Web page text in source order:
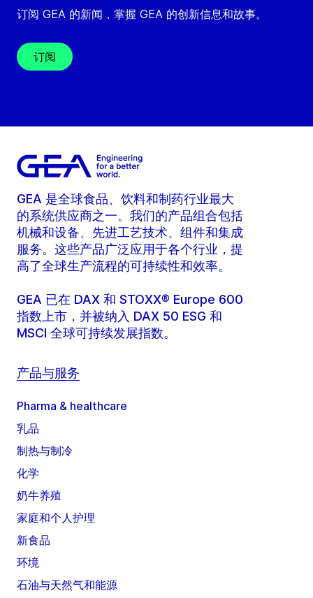
订阅 GEA 的新闻，掌握 GEA 的创新信息和故事。
订阅
GEA 是全球食品、饮料和制药行业最大
的系统供应商之一。我们的产品组合包括
机械和设备、先进工艺技术、组件和集成
服务。这些产品广泛应用于各个行业，提
高了全球生产流程的可持续性和效率。
GEA 已在 DAX 和 STOXX® Europe 600
指数上市，并被纳入 DAX 50 ESG 和
MSCI 全球可持续发展指数。
产品与服务
Pharma & healthcare
乳品
制热与制冷
化学
奶牛养殖
家庭和个人护理
新食品
环境
石油与天然气和能源